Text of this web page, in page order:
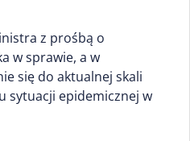
z prośbą o
w sprawie, a w
się do aktualnej skali
sytuacji epidemicznej w